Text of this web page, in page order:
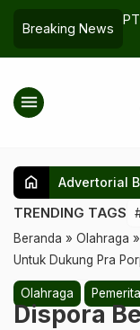
Breaking News
Tetap Bisa
menu
home Advertorial
TRENDING TAGS
Beranda » Olahraga »
Untuk Dukung Pra
Olahraga
Dispora